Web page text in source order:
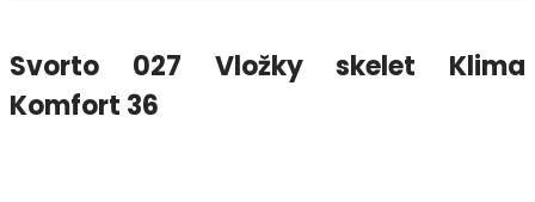
Svorto 027 Vložky skelet Klima
Komfort 36